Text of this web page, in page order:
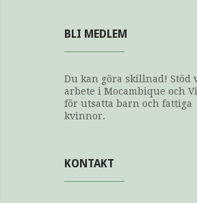
BLI MEDLEM
Du kan göra skillnad! Stöd
arbete i Mocambique och
för utsatta barn och fattiga
kvinnor.
KONTAKT